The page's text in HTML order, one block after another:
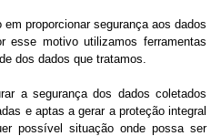
proporcionar segurança aos dados
esse motivo utilizamos ferramentas
dos dados que tratamos.
a segurança dos dados coletados
e aptas a gerar a proteção integral
possível situação onde possa ser